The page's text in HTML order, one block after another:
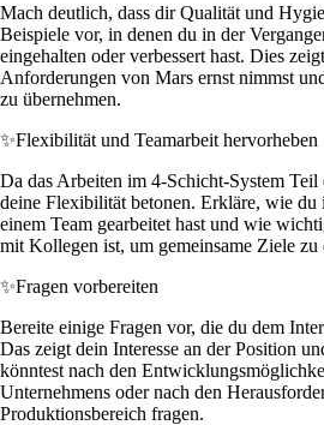
Mach deutlich, dass dir Qualität und
Beispiele vor, in denen du in der
eingehalten oder verbessert hast. Dies
Anforderungen von Mars ernst nimmst
zu übernehmen.
✨Flexibilität und Teamarbeit hervorheben
Da das Arbeiten im 4-Schicht-System Teil
deine Flexibilität betonen. Erkläre, wie du
einem Team gearbeitet hast und wie
mit Kollegen ist, um gemeinsame Ziele zu
✨Fragen vorbereiten
Bereite einige Fragen vor, die du dem
Das zeigt dein Interesse an der Position
könntest nach den
Unternehmens oder nach den
Produktionsbereich fragen.